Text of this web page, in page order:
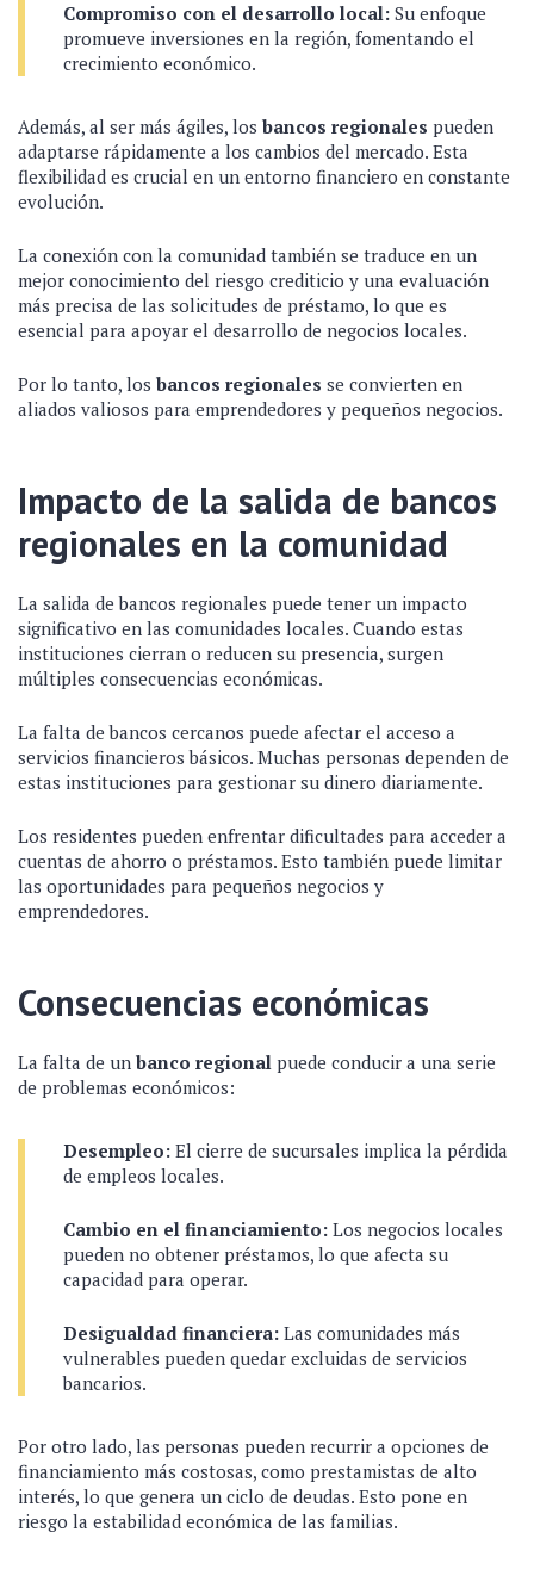
Compromiso con el desarrollo local: Su enfoque
promueve inversiones en la región, fomentando el
crecimiento económico.
Además, al ser más ágiles, los bancos regionales pueden
adaptarse rápidamente a los cambios del mercado. Esta
flexibilidad es crucial en un entorno financiero en constante
evolución.
La conexión con la comunidad también se traduce en un
mejor conocimiento del riesgo crediticio y una evaluación
más precisa de las solicitudes de préstamo, lo que es
esencial para apoyar el desarrollo de negocios locales.
Por lo tanto, los bancos regionales se convierten en
aliados valiosos para emprendedores y pequeños negocios.
Impacto de la salida de bancos
regionales en la comunidad
La salida de bancos regionales puede tener un impacto
significativo en las comunidades locales. Cuando estas
instituciones cierran o reducen su presencia, surgen
múltiples consecuencias económicas.
La falta de bancos cercanos puede afectar el acceso a
servicios financieros básicos. Muchas personas dependen de
estas instituciones para gestionar su dinero diariamente.
Los residentes pueden enfrentar dificultades para acceder a
cuentas de ahorro o préstamos. Esto también puede limitar
las oportunidades para pequeños negocios y
emprendedores.
Consecuencias económicas
La falta de un banco regional puede conducir a una serie
de problemas económicos:
Desempleo: El cierre de sucursales implica la pérdida
de empleos locales.
Cambio en el financiamiento: Los negocios locales
pueden no obtener préstamos, lo que afecta su
capacidad para operar.
Desigualdad financiera: Las comunidades más
vulnerables pueden quedar excluidas de servicios
bancarios.
Por otro lado, las personas pueden recurrir a opciones de
financiamiento más costosas, como prestamistas de alto
interés, lo que genera un ciclo de deudas. Esto pone en
riesgo la estabilidad económica de las familias.